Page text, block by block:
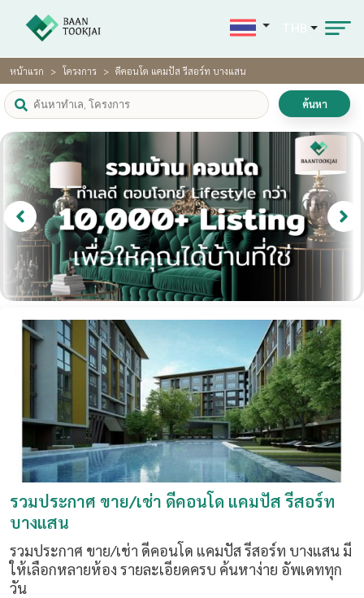
หน้าแรก โครงการ ดีคอนโด แคมปัส รีสอร์ท บางแสน
ค้นหา
รวมประกาศ ขาย/เช่า ดีคอนโด แคมปัส รีสอร์ท
บางแสน
รวมประกาศ ขาย/เช่า ดีคอนโด แคมปัส รีสอร์ท บางแสน มี
ให้เลือกหลายห้อง รายละเอียดครบ ค้นหาง่าย อัพเดททุก
วัน